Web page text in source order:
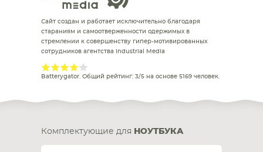
Сайт создан и работает исключительно благодаря
стараниям и самоотверженности одержимых в
стремлении к совершенству гипер-мотивированных
сотрудников агентства Industrial Media
Batterygator. Общий рейтинг: 3/5 на основе 5169 человек.
Комплектующие для НОУТБУКА